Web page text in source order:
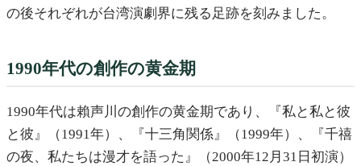
の後それぞれが台湾演劇界に残る足跡を刻みました。
1990年代の創作の黄金期
1990年代は賴声川の創作の黄金期であり、『私と私と彼
と彼』（1991年）、『十三角関係』（1999年）、『千禧
の夜、私たちは漫才を語った』（2000年12月31日初演）